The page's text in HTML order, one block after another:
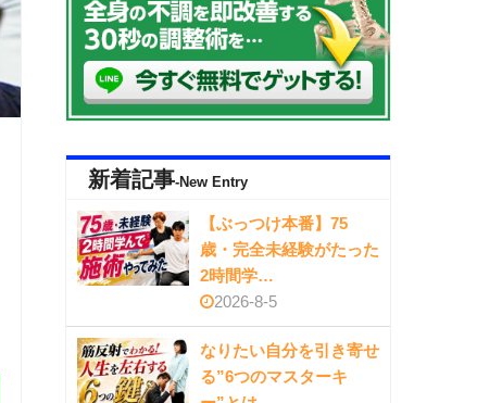
新着記事-New Entry
【ぶっつけ本番】75
歳・完全未経験がたった
2時間学…
2026-8-5
なりたい自分を引き寄せ
る”6つのマスターキ